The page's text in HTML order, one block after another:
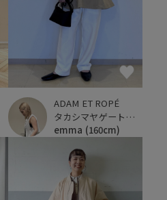
ADAM ET ROPÉ
タカシマヤゲートタワーモール
emma (160cm)